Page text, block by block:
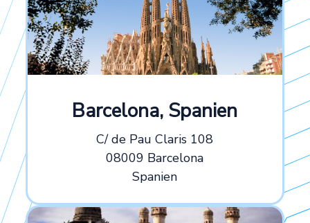
Barcelona, Spanien
C/ de Pau Claris 108
08009 Barcelona
Spanien